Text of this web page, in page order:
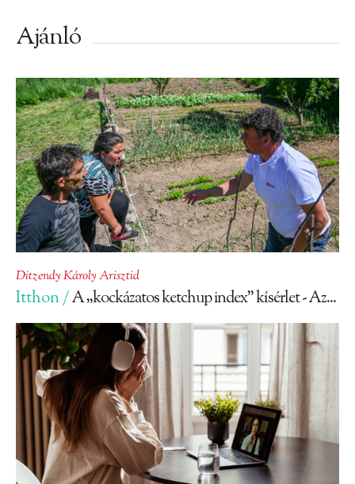
Ajánló
Ditzendy Károly Arisztid
Itthon /A „kockázatos ketchup index” kísérlet - Az...